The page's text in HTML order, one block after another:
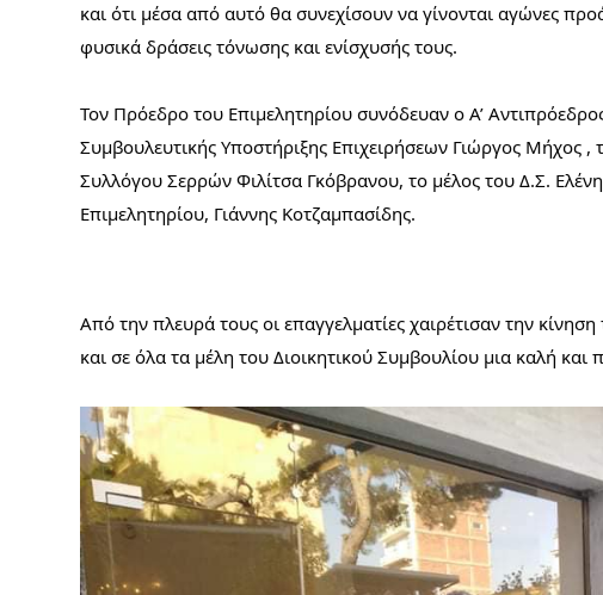
και ότι μέσα από αυτό θα συνεχίσουν να γίνονται αγώνες
φυσικά δράσεις τόνωσης και ενίσχυσής τους.
Τον Πρόεδρο του Επιμελητηρίου συνόδευαν ο Α’
Συμβουλευτικής Υποστήριξης Επιχειρήσεων Γιώργος Μήχος ,
Συλλόγου Σερρών Φιλίτσα Γκόβρανου, το μέλος του Δ.Σ.
Επιμελητηρίου, Γιάννης Κοτζαμπασίδης.
Από την πλευρά τους οι επαγγελματίες χαιρέτισαν την
και σε όλα τα μέλη του Διοικητικού Συμβουλίου μια καλή και